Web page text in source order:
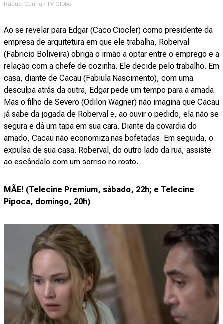
Raquel Cunha / TV Globo
Ao se revelar para Edgar (Caco Ciocler) como presidente da
empresa de arquitetura em que ele trabalha, Roberval
(Fabricio Boliveira) obriga o irmão a optar entre o emprego e a
relação com a chefe de cozinha. Ele decide pelo trabalho. Em
casa, diante de Cacau (Fabiula Nascimento), com uma
desculpa atrás da outra, Edgar pede um tempo para a amada.
Mas o filho de Severo (Odilon Wagner) não imagina que Cacau
já sabe da jogada de Roberval e, ao ouvir o pedido, ela não se
segura e dá um tapa em sua cara. Diante da covardia do
amado, Cacau não economiza nas bofetadas. Em seguida, o
expulsa de sua casa. Roberval, do outro lado da rua, assiste
ao escândalo com um sorriso no rosto.
MÃE! (Telecine Premium, sábado, 22h; e Telecine
Pipoca, domingo, 20h)